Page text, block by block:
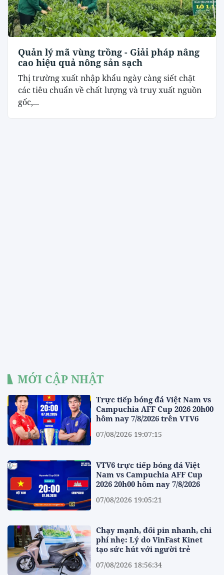
Quản lý mã vùng trồng - Giải pháp nâng
cao hiệu quả nông sản sạch
Thị trường xuất nhập khẩu ngày càng siết chặt
các tiêu chuẩn về chất lượng và truy xuất nguồn
gốc,...
MỚI CẬP NHẬT
Trực tiếp bóng đá Việt Nam vs
Campuchia AFF Cup 2026 20h00
hôm nay 7/8/2026 trên VTV6
07/08/2026 19:07:15
VTV6 trực tiếp bóng đá Việt
Nam vs Campuchia AFF Cup
2026 20h00 hôm nay 7/8/2026
07/08/2026 19:05:21
Chạy mạnh, đổi pin nhanh, chi
phí nhẹ: Lý do VinFast Kinet
tạo sức hút với người trẻ
07/08/2026 18:56:34